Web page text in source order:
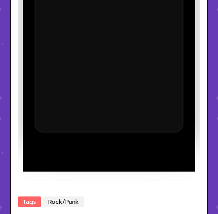
Tags Rock/Punk